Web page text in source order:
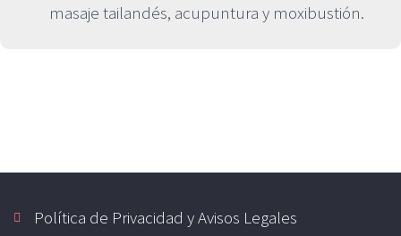
masaje tailandés, acupuntura y moxibustión.
Política de Privacidad y Avisos Legales